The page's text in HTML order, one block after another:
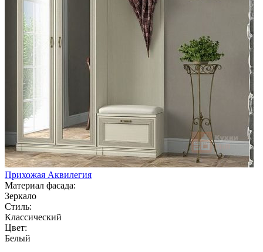
Прихожая Аквилегия
Материал фасада:
Зеркало
Стиль:
Классический
Цвет:
Белый